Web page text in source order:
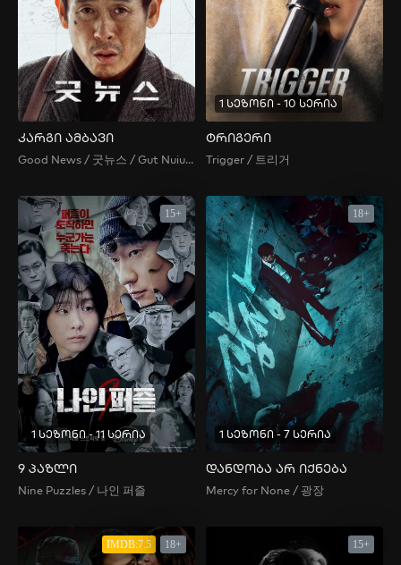
კარგი ამბავი
Good News / 굿뉴스 / Gut Nuiuseu / 굿늬우스
1 სეზონი - 10 სერია
ტრიგერი
Trigger / 트리거
15+
1 სეზონი - 11 სერია
9 პაზლი
Nine Puzzles / 나인 퍼즐
18+
1 სეზონი - 7 სერია
დანდობა არ იქნება
Mercy for None / 광장
IMDB:7.5 18+ 15+